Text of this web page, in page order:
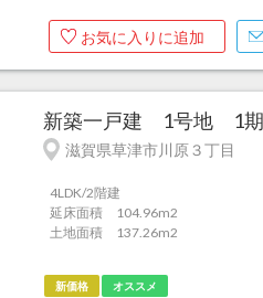
お気に入りに追加
新築一戸建 1号地 1期
滋賀県草津市川原３丁目
4LDK/2階建
延床面積 104.96m2
土地面積 137.26m2
新価格 オススメ